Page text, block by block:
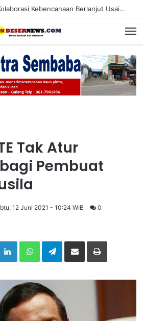
PFI Aceh Dorong Kolaborasi Kebencanaan Berlanjut Usai Pameran “Prahara Pulau Emas”
Tak Atur
Pembuat
12 Juni 2021 - 10:24 WIB 0
LinkedIn WhatsApp Telegram